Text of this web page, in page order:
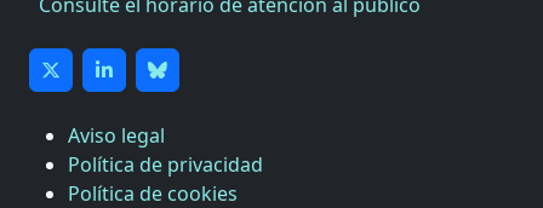
Aviso legal
Política de privacidad
Política de cookies